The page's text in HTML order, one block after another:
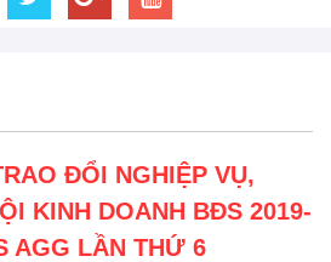
ĐỔI NGHIỆP VỤ,
KINH DOANH BĐS 2019-
AGG LẦN THỨ 6